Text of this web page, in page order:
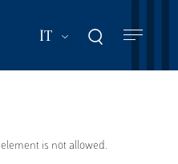
IT Mostra ulteriori
element is not allowed.